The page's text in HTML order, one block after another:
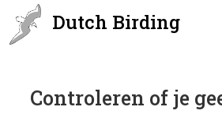
Dutch Birding
Controleren of je